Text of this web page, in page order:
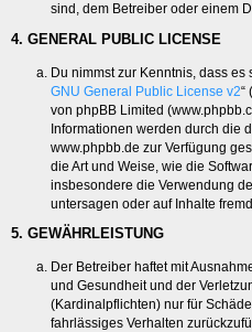
sind, dem Betreiber oder einem
4. GENERAL PUBLIC LICENSE
Du nimmst zur Kenntnis, dass es
GNU General Public License v2“
von phpBB Limited
Informationen werden durch die
www.phpbb.de zur Verfügung
die Art und Weise, wie die
insbesondere die Verwendung
untersagen oder auf Inhalte
5. GEWÄHRLEISTUNG
Der Betreiber haftet mit
und Gesundheit und der
(Kardinalpflichten) nur für
fahrlässiges Verhalten